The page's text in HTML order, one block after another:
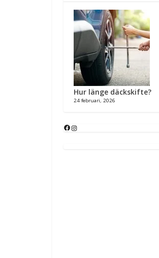
Hur länge däckskifte?
24 februari, 2026